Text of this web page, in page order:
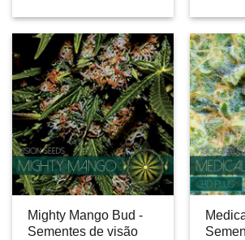
preços:
€17,50
a
€25,00
Mighty Mango Bud -
Sementes de visão